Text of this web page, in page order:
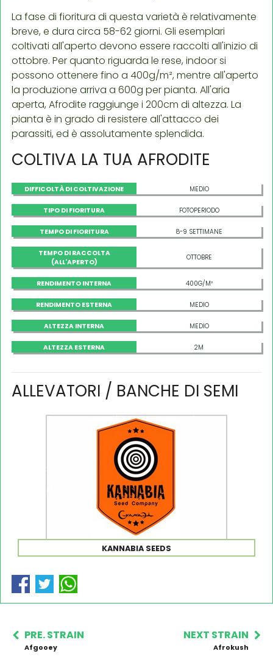
La fase di fioritura di questa varietà è relativamente
breve, e dura circa 58-62 giorni. Gli esemplari
coltivati all'aperto devono essere raccolti all'inizio di
ottobre. Per quanto riguarda le rese, indoor si
possono ottenere fino a 400g/m², mentre all'aperto
la produzione arriva a 600g per pianta. All'aria
aperta, Afrodite raggiunge i 200cm di altezza. La
pianta è in grado di resistere all'attacco dei
parassiti, ed è assolutamente splendida.
COLTIVA LA TUA AFRODITE
DIFFICOLTÀ DI COLTIVAZIONE MEDIO
TIPO DI FIORITURA FOTOPERIODO
TEMPO DI FIORITURA 8-9 SETTIMANE
TEMPO DI RACCOLTA
(ALL'APERTO)
OTTOBRE
RENDIMENTO INTERNA 400G/M²
RENDIMENTO ESTERNA MEDIO
ALTEZZA INTERNA MEDIO
ALTEZZA ESTERNA 2M
ALLEVATORI / BANCHE DI SEMI
KANNABIA SEEDS
PRE. STRAIN
Afgooey
NEXT STRAIN
Afrokush